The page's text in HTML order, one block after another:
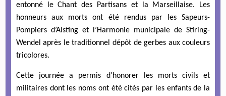
entonné le Chant des Partisans et la Marseillaise. Les
honneurs aux morts ont été rendus par les Sapeurs-
Pompiers d’Alsting et l’Harmonie municipale de Stiring-
Wendel après le traditionnel dépôt de gerbes aux couleurs
tricolores.
Cette journée a permis d’honorer les morts civils et
militaires dont les noms ont été cités par les enfants de la